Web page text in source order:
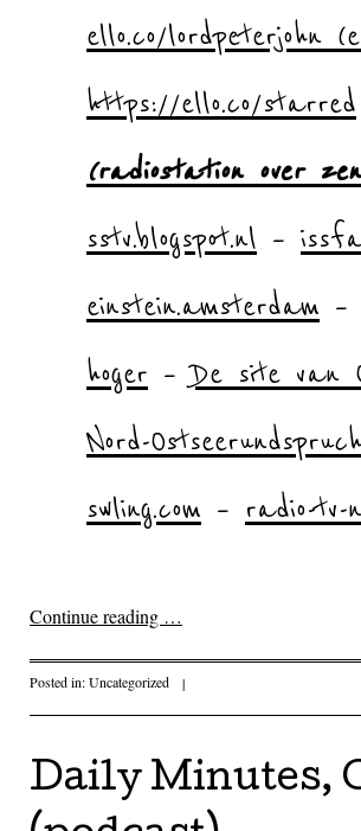
ello.co/lordpeterjohn
https://ello.co/starred
(radiostation over
sstv.blogspot.nl –
einstein.amsterdam –
hoger –De site van
Nord-
swling.com – radio-tv-
Continue reading …
Posted in:Uncategorized |
Daily Minutes,